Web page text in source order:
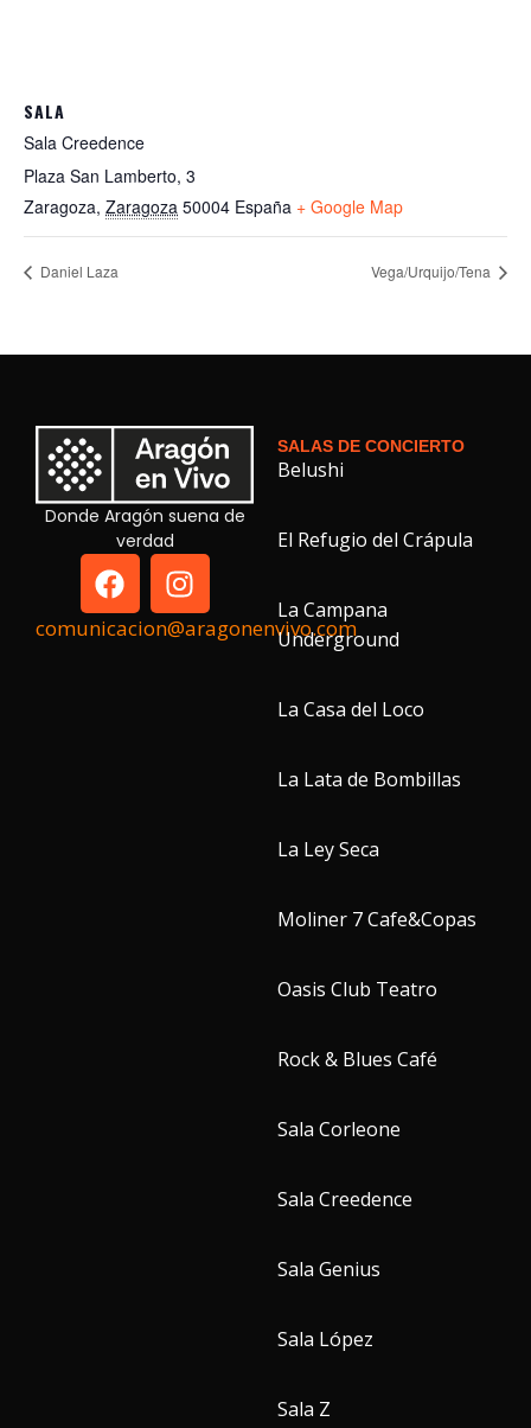
SALA
Sala Creedence
Plaza San Lamberto, 3
Zaragoza, Zaragoza 50004 España + Google Map
Daniel Laza Vega/Urquijo/Tena
Donde Aragón suena de
verdad
comunicacion@aragonenvivo.com
SALAS DE CONCIERTO
Belushi
El Refugio del Crápula
La Campana
Underground
La Casa del Loco
La Lata de Bombillas
La Ley Seca
Moliner 7 Cafe&Copas
Oasis Club Teatro
Rock & Blues Café
Sala Corleone
Sala Creedence
Sala Genius
Sala López
Sala Z